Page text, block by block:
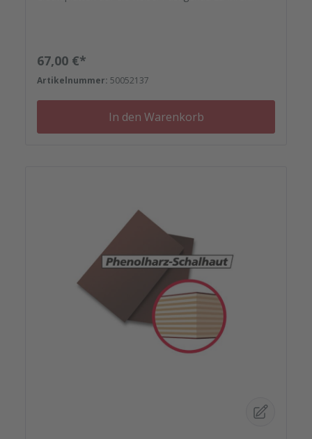
Nieten, Schrauben, Kunststoffeinsätzen bis zu
Reparaturplättchen.
Regulärer Preis:
67,00 €*
Artikelnummer: 50052137
In den Warenkorb